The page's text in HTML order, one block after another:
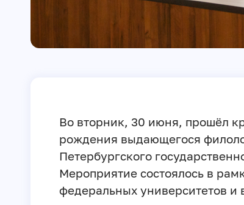
Во вторник, 30 июня, прошёл
рождения выдающегося
Петербургского
Мероприятие состоялось в
федеральных университетов и